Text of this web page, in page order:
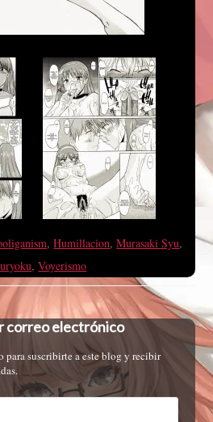
,Humillacion,Murasaki Syu,
,Voyerismo
correo electrónico
suscribirte a este blog y recibir